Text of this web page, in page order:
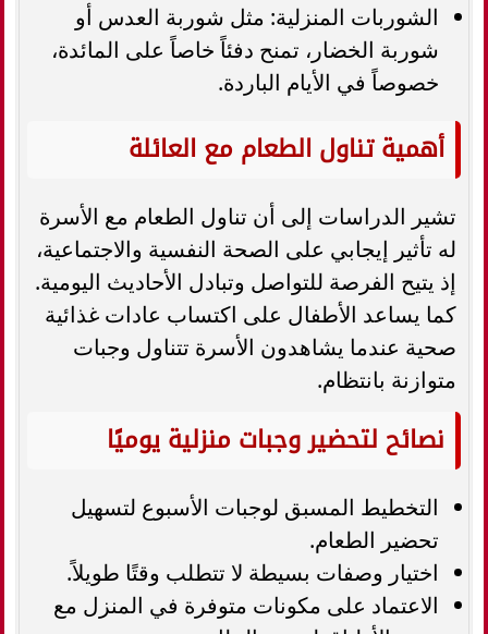
الشوربات المنزلية: مثل شوربة العدس أو
شوربة الخضار، تمنح دفئاً خاصاً على المائدة،
خصوصاً في الأيام الباردة.
أهمية تناول الطعام مع العائلة
تشير الدراسات إلى أن تناول الطعام مع الأسرة
له تأثير إيجابي على الصحة النفسية والاجتماعية،
إذ يتيح الفرصة للتواصل وتبادل الأحاديث اليومية.
كما يساعد الأطفال على اكتساب عادات غذائية
صحية عندما يشاهدون الأسرة تتناول وجبات
متوازنة بانتظام.
نصائح لتحضير وجبات منزلية يوميًا
التخطيط المسبق لوجبات الأسبوع لتسهيل
تحضير الطعام.
اختيار وصفات بسيطة لا تتطلب وقتًا طويلاً.
الاعتماد على مكونات متوفرة في المنزل مع